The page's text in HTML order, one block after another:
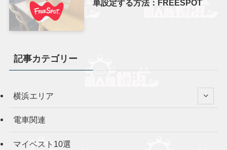
単設定する方法：FREESPOT
記事カテゴリー
横浜エリア
電車関連
マイベスト10選